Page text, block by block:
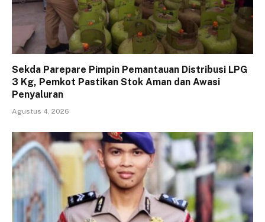
Sekda Parepare Pimpin Pemantauan Distribusi LPG
3 Kg, Pemkot Pastikan Stok Aman dan Awasi
Penyaluran
Agustus 4, 2026